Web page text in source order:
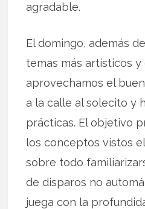
agradable.
El domingo, además
temas más artísticos
aprovechamos el
a la calle al solecito y
prácticas. El objetivo
los conceptos vistos
sobre todo
de disparos no
juega con la